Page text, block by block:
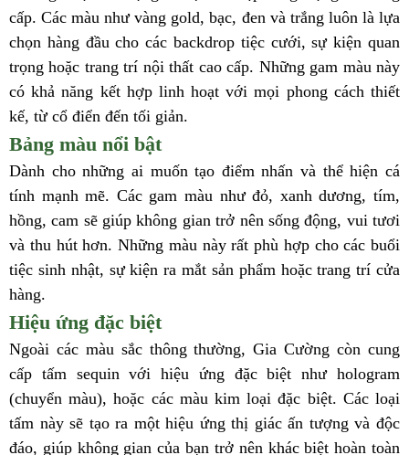
cấp. Các màu như vàng gold, bạc, đen và trắng luôn là lựa
chọn hàng đầu cho các backdrop tiệc cưới, sự kiện quan
trọng hoặc trang trí nội thất cao cấp. Những gam màu này
có khả năng kết hợp linh hoạt với mọi phong cách thiết
kế, từ cổ điển đến tối giản.
Bảng màu nổi bật
Dành cho những ai muốn tạo điểm nhấn và thể hiện cá
tính mạnh mẽ. Các gam màu như đỏ, xanh dương, tím,
hồng, cam sẽ giúp không gian trở nên sống động, vui tươi
và thu hút hơn. Những màu này rất phù hợp cho các buổi
tiệc sinh nhật, sự kiện ra mắt sản phẩm hoặc trang trí cửa
hàng.
Hiệu ứng đặc biệt
Ngoài các màu sắc thông thường, Gia Cường còn cung
cấp tấm sequin với hiệu ứng đặc biệt như hologram
(chuyển màu), hoặc các màu kim loại đặc biệt. Các loại
tấm này sẽ tạo ra một hiệu ứng thị giác ấn tượng và độc
đáo, giúp không gian của bạn trở nên khác biệt hoàn toàn